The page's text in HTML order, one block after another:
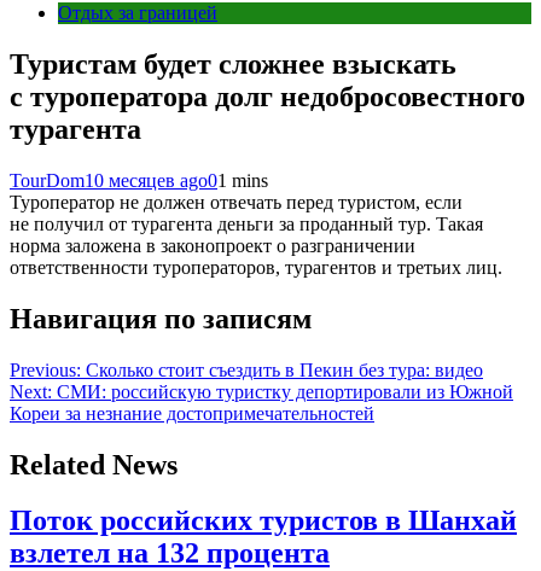
Отдых за границей
Туристам будет сложнее взыскать
с туроператора долг недобросовестного
турагента
TourDom10 месяцев ago01 mins
Туроператор не должен отвечать перед туристом, если
не получил от турагента деньги за проданный тур. Такая
норма заложена в законопроект о разграничении
ответственности туроператоров, турагентов и третьих лиц.
Навигация по записям
Previous: Сколько стоит съездить в Пекин без тура: видео
Next: СМИ: российскую туристку депортировали из Южной
Кореи за незнание достопримечательностей
Related News
Поток российских туристов в Шанхай
взлетел на 132 процента